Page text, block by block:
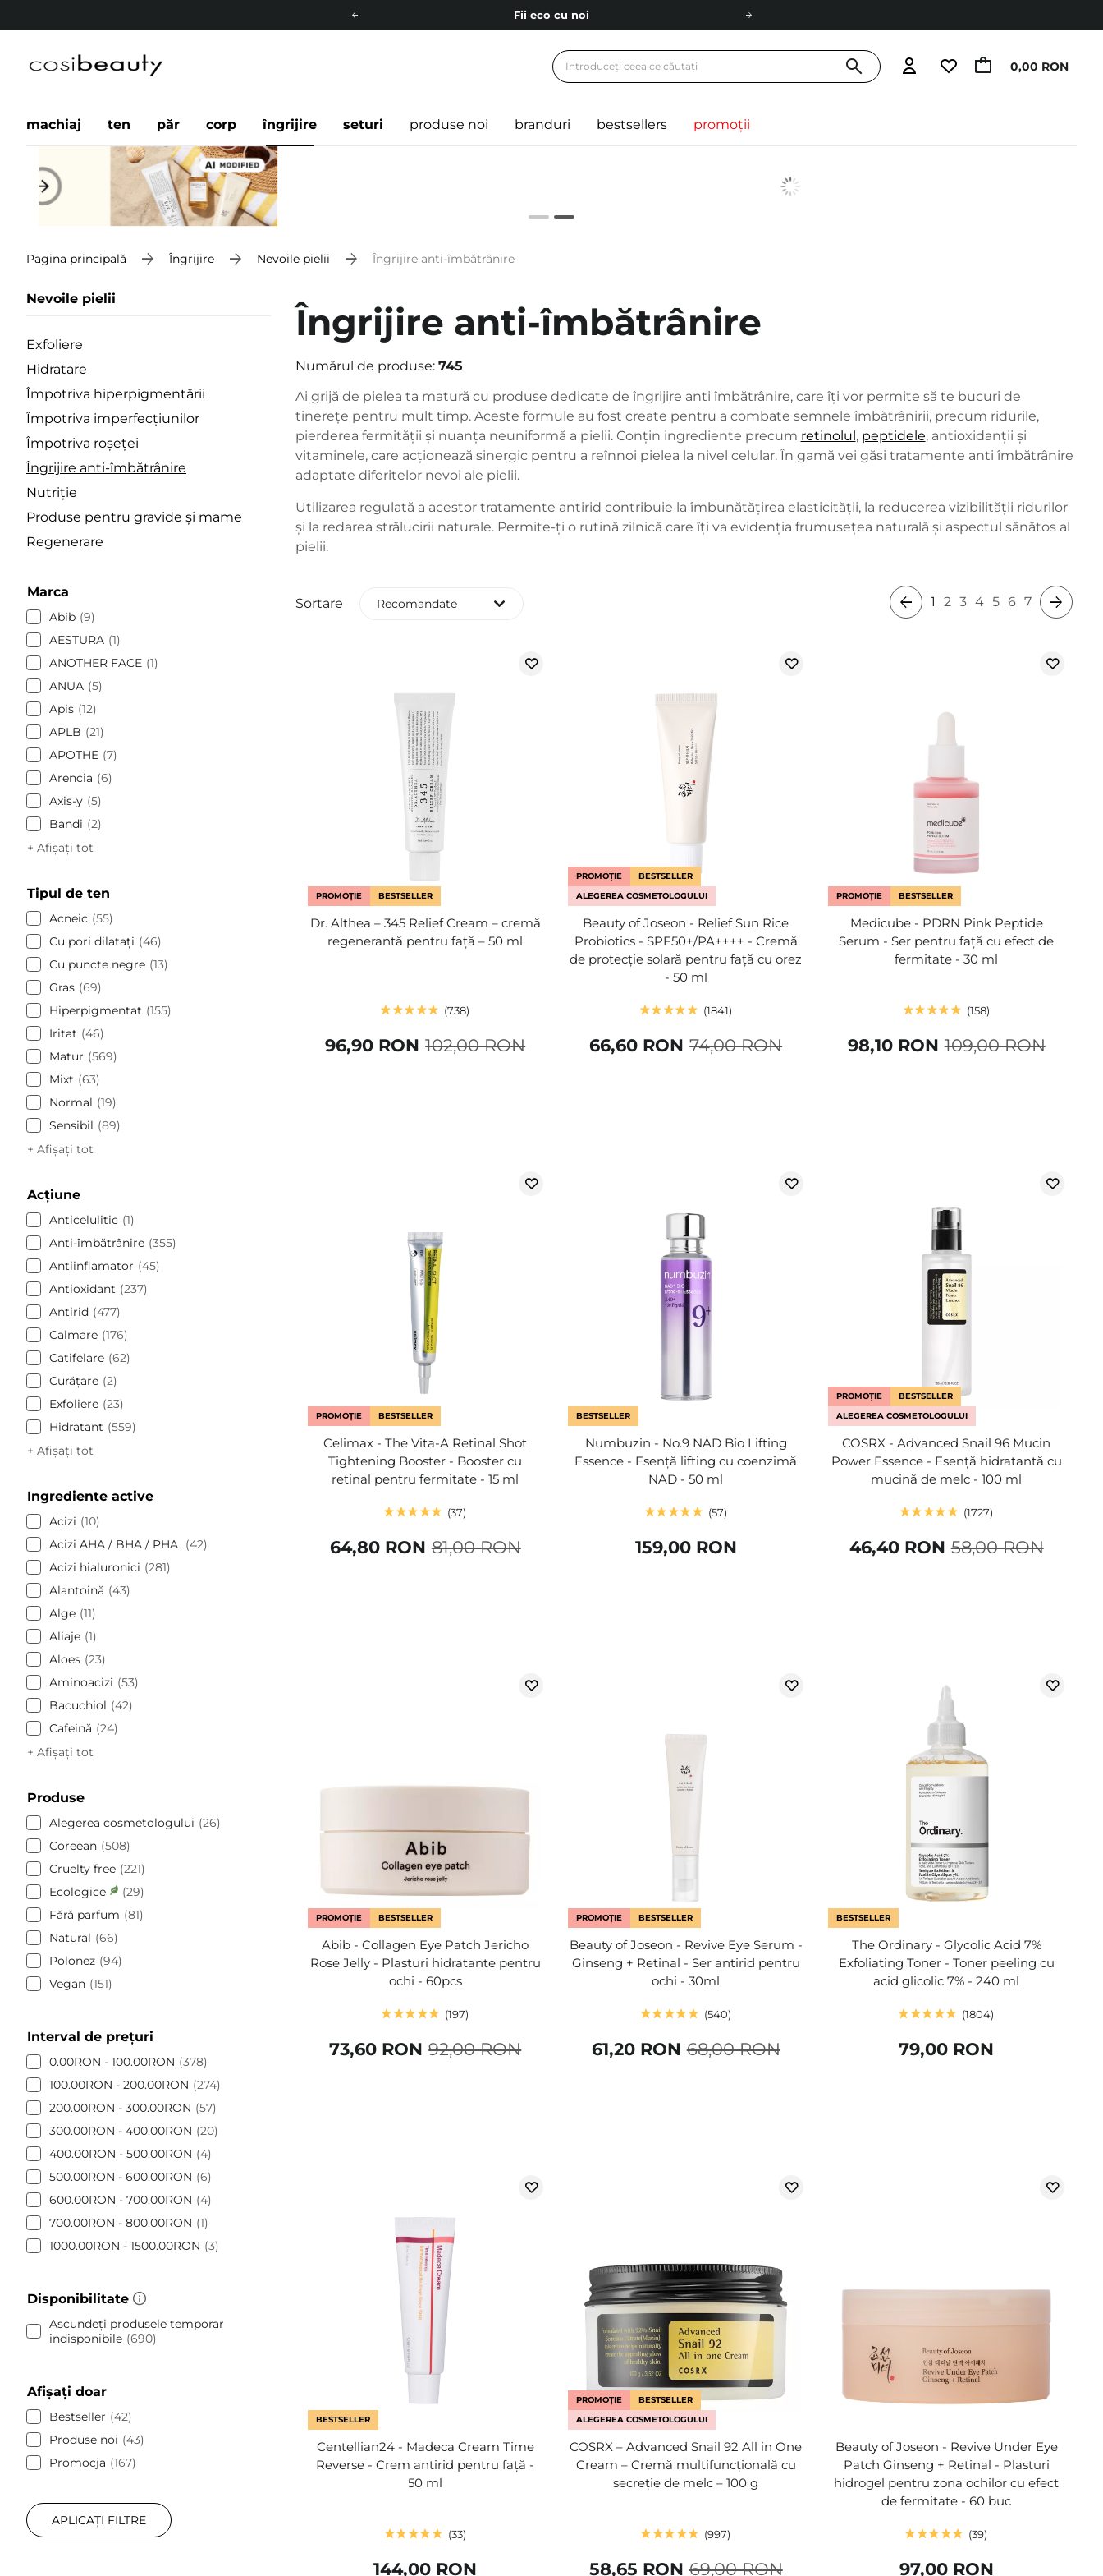
Fii eco cu noi
Livrare mai ieftină pentru comenzile de la 150 RON! 0,00 RON
machiaj ten păr corp îngrijire seturi produse noi branduri bestsellers promoții
Pagina principală Îngrijire Nevoile pielii Îngrijire anti-îmbătrânire
Nevoile pielii
Exfoliere
Hidratare
Împotriva hiperpigmentării
Împotriva imperfecțiunilor
Împotriva roșeței
Îngrijire anti-îmbătrânire
Nutriție
Produse pentru gravide și mame
Regenerare
Marca
Abib 9
AESTURA 1
ANOTHER FACE 1
ANUA 5
Apis 12
APLB
21
APOTHE 7
Arencia
6
Axis-y 5
Bandi
2
+ Afișați tot
Tipul de ten
Acneic
55
Cu pori dilatați
46
Cu puncte negre 13
Gras 69
Hiperpigmentat
155
Iritat
46
Matur
569
Mixt
63
Normal
19
Sensibil
89
+ Afișați tot
Acțiune
Anticelulitic
1
Anti-îmbătrânire 355
Antiinflamator
45
Antioxidant
237
Antirid 477
Calmare 176
Catifelare 62
Curăţare 2
Exfoliere 23
Hidratant
559
+ Afișați tot
Ingrediente active
Acizi
10
Acizi AHA / BHA / PHA
42
Acizi hialuronici
281
Alantoină
43
Alge 11
Aliaje 1
Aloes 23
Aminoacizi
53
Bacuchiol
42
Cafeină
24
+ Afișați tot
Produse
Alegerea cosmetologului
26
Coreean 508
Cruelty free 221
Ecologice
29
Fără parfum
81
Natural
66
Polonez 94
Vegan 151
Interval de prețuri
0.00RON - 100.00RON
378
100.00RON - 200.00RON
274
200.00RON - 300.00RON
57
300.00RON - 400.00RON
20
400.00RON - 500.00RON
4
500.00RON - 600.00RON
6
600.00RON - 700.00RON
4
700.00RON - 800.00RON
1
1000.00RON - 1500.00RON
3
Disponibilitate
Ascundeți produsele temporar
indisponibile 690
Afișați doar
Bestseller
42
Produse noi
43
Promocja
167
APLICAȚI FILTRE
Îngrijire anti-îmbătrânire
Numărul de produse: 745
Ai grijă de pielea ta matură cu produse dedicate de îngrijire anti îmbătrânire, care îți vor permite să te bucuri de
tinerețe pentru mult timp. Aceste formule au fost create pentru a combate semnele îmbătrânirii, precum ridurile,
pierderea fermității și nuanța neuniformă a pielii. Conțin ingrediente precum retinolul, peptidele, antioxidanții și
vitaminele, care acționează sinergic pentru a reînnoi pielea la nivel celular. În gamă vei găsi tratamente anti îmbătrânire
adaptate diferitelor nevoi ale pielii.
Utilizarea regulată a acestor tratamente antirid contribuie la îmbunătățirea elasticității, la reducerea vizibilității ridurilor
și la redarea strălucirii naturale. Permite-ți o rutină zilnică care îți va evidenția frumusețea naturală și aspectul sănătos al
pielii.
Sortare Recomandate 1 2 3 4 5 6 7
PROMOȚIE BESTSELLER
Dr. Althea – 345 Relief Cream – cremă
regenerantă pentru față – 50 ml
738
102,00 RON
96,90 RON
PROMOȚIE
BESTSELLER
ALEGEREA COSMETOLOGULUI
Beauty of Joseon - Relief Sun Rice
Probiotics - SPF50+/PA++++ - Cremă
de protecție solară pentru față cu orez
- 50 ml
1841
74,00 RON
66,60 RON
PROMOȚIE BESTSELLER
Medicube - PDRN Pink Peptide
Serum - Ser pentru față cu efect de
fermitate - 30 ml
158
109,00 RON
98,10 RON
PROMOȚIE BESTSELLER
Celimax - The Vita-A Retinal Shot
Tightening Booster - Booster cu
retinal pentru fermitate - 15 ml
37
81,00 RON
64,80 RON
BESTSELLER
Numbuzin - No.9 NAD Bio Lifting
Essence - Esență lifting cu coenzimă
NAD - 50 ml
57
159,00 RON
PROMOȚIE
BESTSELLER
ALEGEREA COSMETOLOGULUI
COSRX - Advanced Snail 96 Mucin
Power Essence - Esență hidratantă cu
mucină de melc - 100 ml
1727
58,00 RON
46,40 RON
PROMOȚIE BESTSELLER
Abib - Collagen Eye Patch Jericho
Rose Jelly - Plasturi hidratante pentru
ochi - 60pcs
197
92,00 RON
73,60 RON
PROMOȚIE BESTSELLER
Beauty of Joseon - Revive Eye Serum -
Ginseng + Retinal - Ser antirid pentru
ochi - 30ml
540
68,00 RON
61,20 RON
BESTSELLER
The Ordinary - Glycolic Acid 7%
Exfoliating Toner - Toner peeling cu
acid glicolic 7% - 240 ml
1804
79,00 RON
BESTSELLER
Centellian24 - Madeca Cream Time
Reverse - Crem antirid pentru față -
50 ml
33
144,00 RON
PROMOȚIE
BESTSELLER
ALEGEREA COSMETOLOGULUI
COSRX – Advanced Snail 92 All in One
Cream – Cremă multifuncțională cu
secreție de melc – 100 g
997
69,00 RON
58,65 RON
Beauty of Joseon - Revive Under Eye
Patch Ginseng + Retinal - Plasturi
hidrogel pentru zona ochilor cu efect
de fermitate - 60 buc
39
97,00 RON